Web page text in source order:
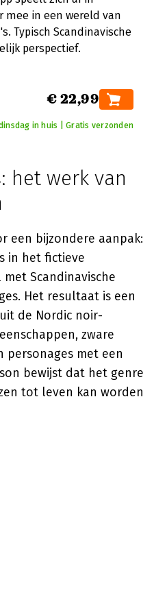
mee in een wereld van
Typisch Scandinavische
perspectief.
€ 22,99
in huis | Gratis verzonden
het werk van
een bijzondere aanpak:
in het fictieve
Scandinavische
Het resultaat is een
de Nordic noir-
zware
personages met een
bewijst dat het genre
tot leven kan worden